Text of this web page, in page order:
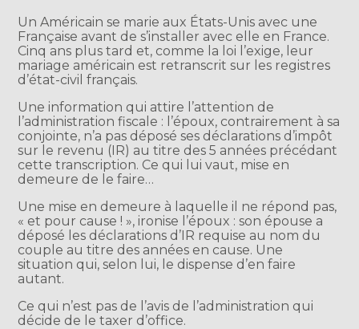
Un Américain se marie aux États-Unis avec une
Française avant de s’installer avec elle en France.
Cinq ans plus tard et, comme la loi l’exige, leur
mariage américain est retranscrit sur les registres
d’état-civil français.
Une information qui attire l’attention de
l’administration fiscale : l’époux, contrairement à sa
conjointe, n’a pas déposé ses déclarations d’impôt
sur le revenu (IR) au titre des 5 années précédant
cette transcription. Ce qui lui vaut, mise en
demeure de le faire…
Une mise en demeure à laquelle il ne répond pas,
« et pour cause ! », ironise l’époux : son épouse a
déposé les déclarations d’IR requise au nom du
couple au titre des années en cause. Une
situation qui, selon lui, le dispense d’en faire
autant.
Ce qui n’est pas de l’avis de l’administration qui
décide de le taxer d’office.